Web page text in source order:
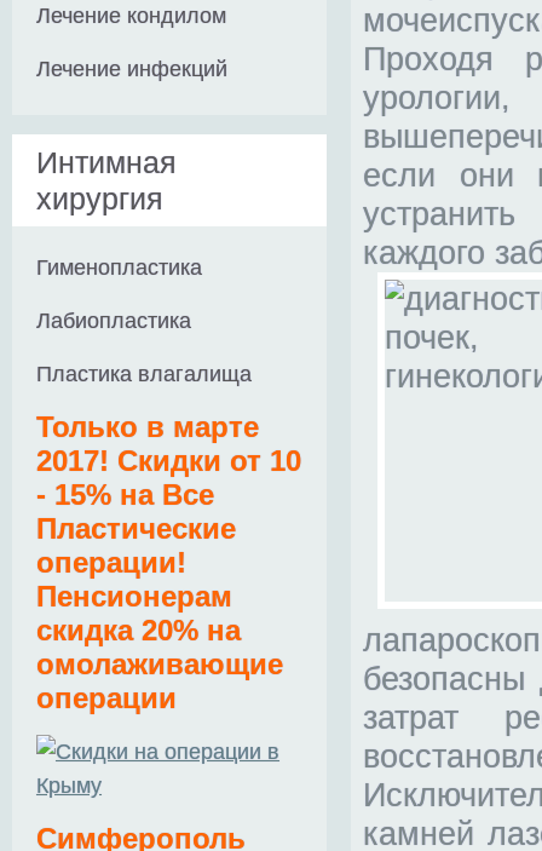
Проходя
если они
каждого
затрат
камней
Лечение кондилом
Лечение инфекций
Интимная
хирургия
Гименопластика
Лабиопластика
Пластика влагалища
Только в марте
2017! Скидки от 10
- 15% на Все
Пластические
операции!
Пенсионерам
скидка 20% на
омолаживающие
операции
Симферополь